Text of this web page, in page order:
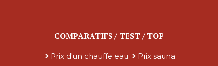
COMPARATIFS / TEST / TOP
Prix d'un chauffe eau
Prix sauna